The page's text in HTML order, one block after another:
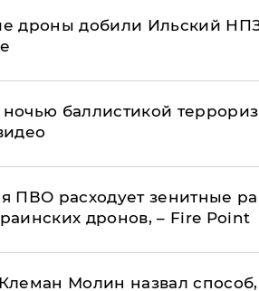
дроны добили Ильский
баллистикой
ПВО расходует зенитные
дронов, – Fire Point
Молин назвал